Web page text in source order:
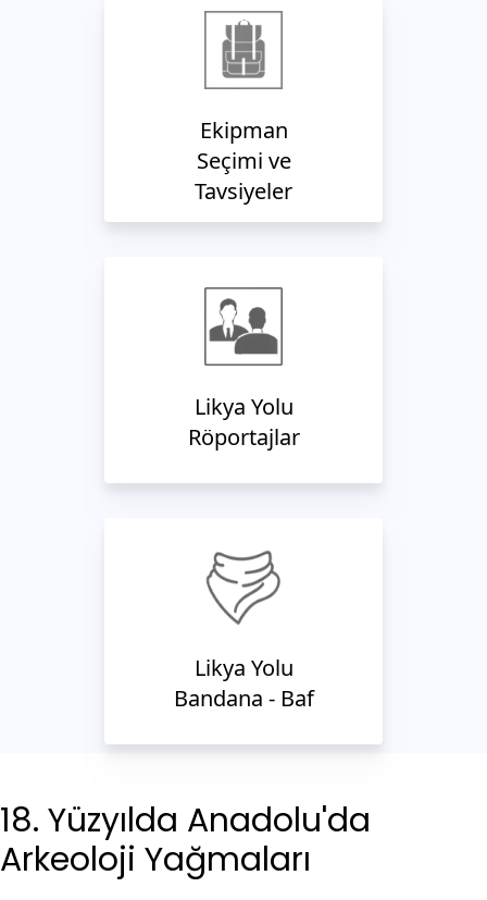
Ekipman
Seçimi ve
Tavsiyeler
Likya Yolu
Röportajlar
Likya Yolu
Bandana - Baf
18. Yüzyılda Anadolu'da
Arkeoloji Yağmaları